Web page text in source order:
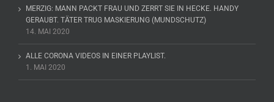
MERZIG: MANN PACKT FRAU UND ZERRT SIE IN HECKE. HANDY
GERAUBT. TÄTER TRUG MASKIERUNG (MUNDSCHUTZ)
14. MAI 2020
ALLE CORONA VIDEOS IN EINER PLAYLIST.
1. MAI 2020